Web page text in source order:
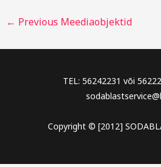
← Previous Meediaobjektid
TEL: 56242231 või
Copyright © [2012]